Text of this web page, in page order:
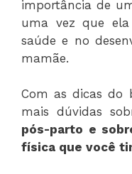
importância de
uma vez que
saúde e no
mamãe.
Com as dicas do
mais dúvidas
pós-parto e
física que você